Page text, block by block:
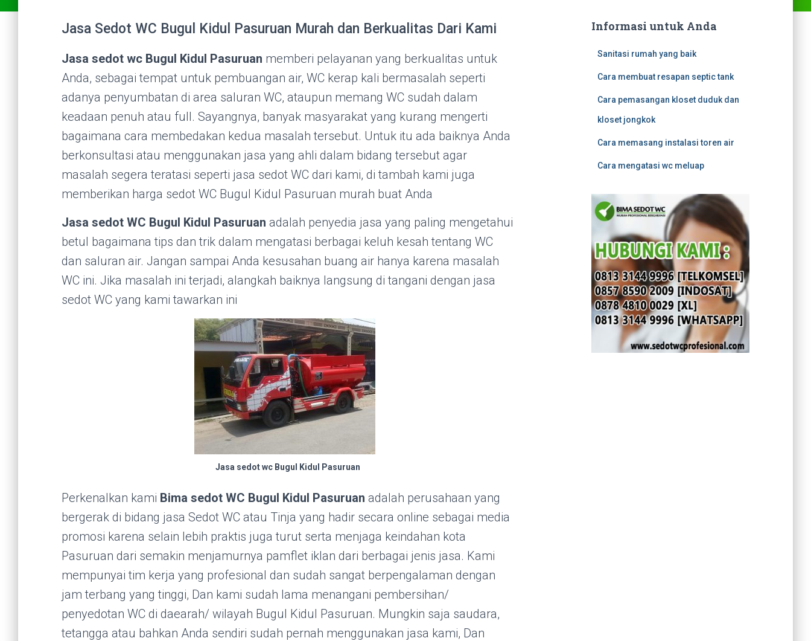
Jasa Sedot WC Bugul Kidul Pasuruan Murah dan Berkualitas Dari Kami
Jasa sedot wc Bugul Kidul Pasuruan memberi pelayanan yang berkualitas untuk
Anda, sebagai tempat untuk pembuangan air, WC kerap kali bermasalah seperti
adanya penyumbatan di area saluran WC, ataupun memang WC sudah dalam
keadaan penuh atau full. Sayangnya, banyak masyarakat yang kurang mengerti
bagaimana cara membedakan kedua masalah tersebut. Untuk itu ada baiknya Anda
berkonsultasi atau menggunakan jasa yang ahli dalam bidang tersebut agar
masalah segera teratasi seperti jasa sedot WC dari kami, di tambah kami juga
memberikan harga sedot WC Bugul Kidul Pasuruan murah buat Anda
Jasa sedot WC Bugul Kidul Pasuruan adalah penyedia jasa yang paling mengetahui
betul bagaimana tips dan trik dalam mengatasi berbagai keluh kesah tentang WC
dan saluran air. Jangan sampai Anda kesusahan buang air hanya karena masalah
WC ini. Jika masalah ini terjadi, alangkah baiknya langsung di tangani dengan jasa
sedot WC yang kami tawarkan ini
Jasa sedot wc Bugul Kidul Pasuruan
Perkenalkan kami Bima sedot WC Bugul Kidul Pasuruan adalah perusahaan yang
bergerak di bidang jasa Sedot WC atau Tinja yang hadir secara online sebagai media
promosi karena selain lebih praktis juga turut serta menjaga keindahan kota
Pasuruan dari semakin menjamurnya pamflet iklan dari berbagai jenis jasa. Kami
mempunyai tim kerja yang profesional dan sudah sangat berpengalaman dengan
jam terbang yang tinggi, Dan kami sudah lama menangani pembersihan/
penyedotan WC di daearah/ wilayah Bugul Kidul Pasuruan. Mungkin saja saudara,
tetangga atau bahkan Anda sendiri sudah pernah menggunakan jasa kami, Dan
Informasi untuk Anda
Sanitasi rumah yang baik
Cara membuat resapan septic tank
Cara pemasangan kloset duduk dan
kloset jongkok
Cara memasang instalasi toren air
Cara mengatasi wc meluap